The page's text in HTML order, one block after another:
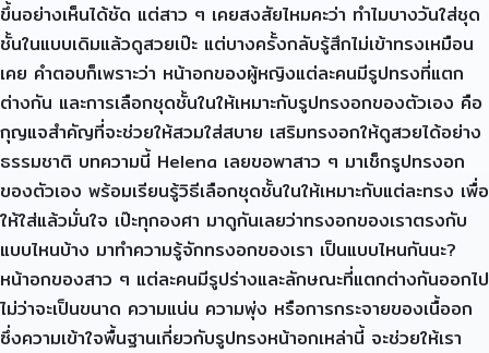
ขึ้นอย่างเห็นได้ชัด แต่สาว ๆ เคยสงสัยไหมคะว่า ทำไมบางวันใส่ชุด
ชั้นในแบบเดิมแล้วดูสวยเป๊ะ แต่บางครั้งกลับรู้สึกไม่เข้าทรงเหมือน
เคย คำตอบก็เพราะว่า หน้าอกของผู้หญิงแต่ละคนมีรูปทรงที่แตก
ต่างกัน และการเลือกชุดชั้นในให้เหมาะกับรูปทรงอกของตัวเอง คือ
กุญแจสำคัญที่จะช่วยให้สวมใส่สบาย เสริมทรงอกให้ดูสวยได้อย่าง
ธรรมชาติ บทความนี้ Helena เลยขอพาสาว ๆ มาเช็กรูปทรงอก
ของตัวเอง พร้อมเรียนรู้วิธีเลือกชุดชั้นในให้เหมาะกับแต่ละทรง เพื่อ
ให้ใส่แล้วมั่นใจ เป๊ะทุกองศา มาดูกันเลยว่าทรงอกของเราตรงกับ
แบบไหนบ้าง มาทำความรู้จักทรงอกของเรา เป็นแบบไหนกันนะ?
หน้าอกของสาว ๆ แต่ละคนมีรูปร่างและลักษณะที่แตกต่างกันออกไป
ไม่ว่าจะเป็นขนาด ความแน่น ความพุ่ง หรือการกระจายของเนื้ออก
ซึ่งความเข้าใจพื้นฐานเกี่ยวกับรูปทรงหน้าอกเหล่านี้ จะช่วยให้เรา